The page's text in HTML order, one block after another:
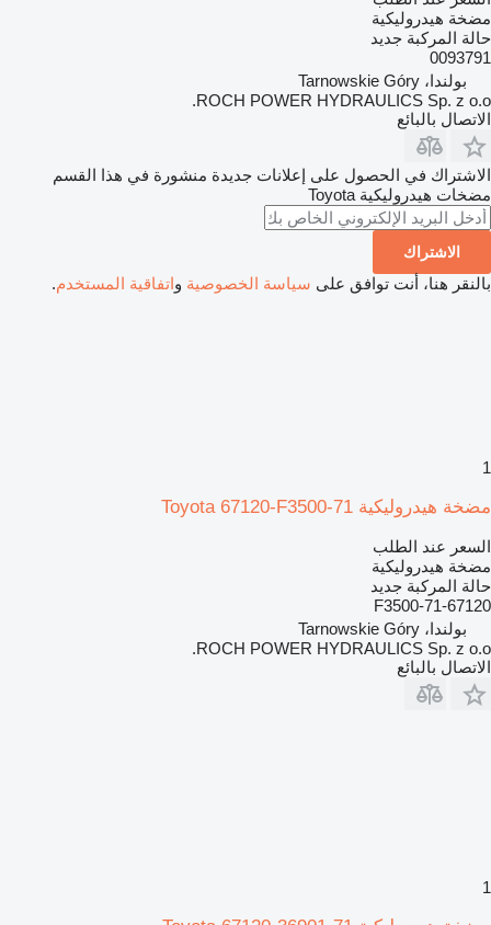
مضخة هيدروليكية
حالة المركبة جديد
0093791
بولندا، Tarnowskie Góry
ROCH POWER HYDRAULICS Sp. z o.o.
الاتصال بالبائع
الاشتراك في الحصول على إعلانات جديدة منشورة في هذا القسم
مضخات هيدروليكية Toyota
الاشتراك
بالنقر هنا، أنت توافق على سياسة الخصوصية واتفاقية المستخدم.
1
مضخة هيدروليكية Toyota 67120-F3500-71
السعر عند الطلب
مضخة هيدروليكية
حالة المركبة جديد
67120-F3500-71
بولندا، Tarnowskie Góry
ROCH POWER HYDRAULICS Sp. z o.o.
الاتصال بالبائع
1